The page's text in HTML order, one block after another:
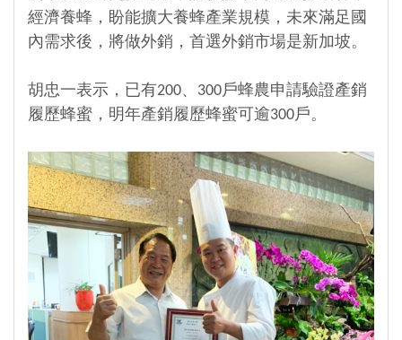
經濟養蜂，盼能擴大養蜂產業規模，未來滿足國
內需求後，將做外銷，首選外銷市場是新加坡。
胡忠一表示，已有200、300戶蜂農申請驗證產銷
履歷蜂蜜，明年產銷履歷蜂蜜可逾300戶。